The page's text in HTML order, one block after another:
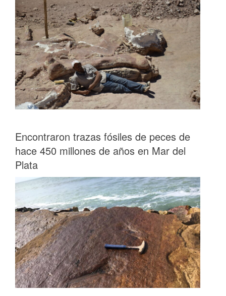
Encontraron trazas fósiles de peces de
hace 450 millones de años en Mar del
Plata